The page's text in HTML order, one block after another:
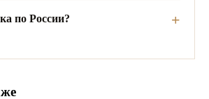
по России?